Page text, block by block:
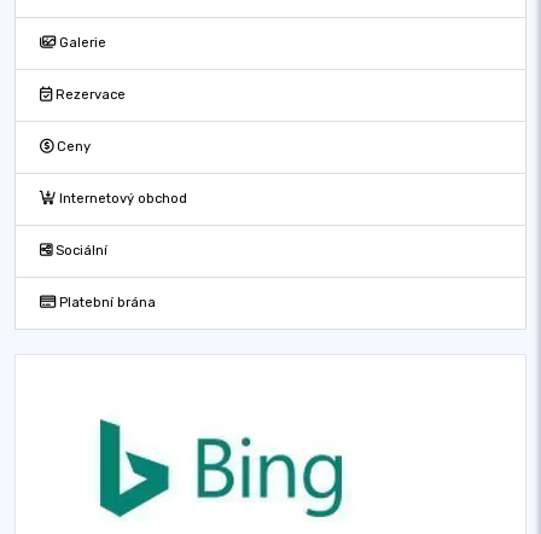
Galerie
Rezervace
Ceny
Internetový obchod
Sociální
Platební brána